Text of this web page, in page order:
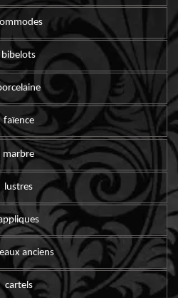
bibelots
faïence
marbre
lustres
anciens
cartels